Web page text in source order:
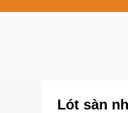
Lót sàn